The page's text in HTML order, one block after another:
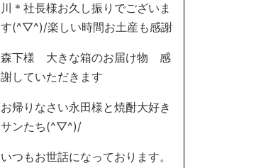
川＊社長様お久し振りでございま
す(^▽^)/楽しい時間お土産も感謝
森下様 大きな箱のお届け物 感
謝していただきます
お帰りなさい永田様と焼酎大好き
サンたち(^▽^)/
いつもお世話になっております。